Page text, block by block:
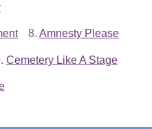
8. Amnesty Please
Cemetery Like A Stage